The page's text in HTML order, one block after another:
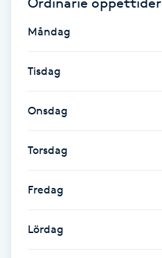
Gel naglar
Gelenaglar
Gellack
Måndag
Tisdag
Onsdag
Torsdag
Fredag
Lördag